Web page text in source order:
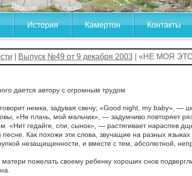
История Камертон Контакты
Выпуск №49 от 9 декабря 2003| «НЕ МОЯ
дается автору с огромным трудом
немка, задувая свечу; «Good night, my baby», —
«Не плачь, мой мальчик», — задумчиво повторяет
«Нит гедайге, спи, сынок», — растягивает нараспев
песне. Как похожи эти слова, звучащие на разных
незащищенности, и вместе с тем, абсолютной,
пожелать своему ребенку хороших снов